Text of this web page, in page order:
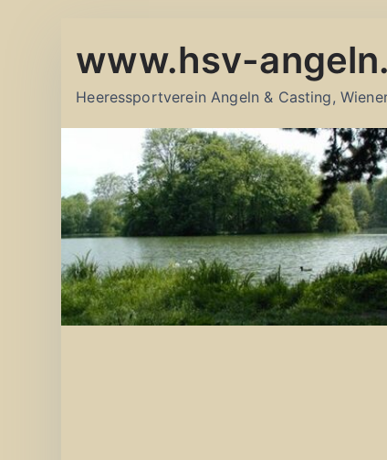
Inhalt
www.hsv-
Heeressportverein Angeln & Casting,